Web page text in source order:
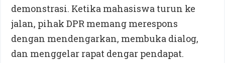
demonstrasi. Ketika mahasiswa turun ke
jalan, pihak DPR memang merespons
dengan mendengarkan, membuka dialog,
dan menggelar rapat dengar pendapat.